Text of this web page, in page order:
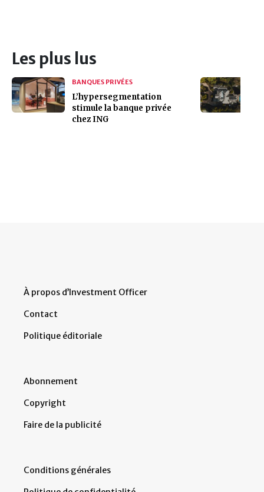
Les plus lus
BANQUES PRIVÉES
L’hypersegmentation
stimule la banque privée
chez ING
À propos d’Investment Officer
Contact
Politique éditoriale
Abonnement
Copyright
Faire de la publicité
Conditions générales